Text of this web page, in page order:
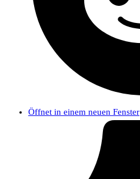
Öffnet in einem neuen Fenster